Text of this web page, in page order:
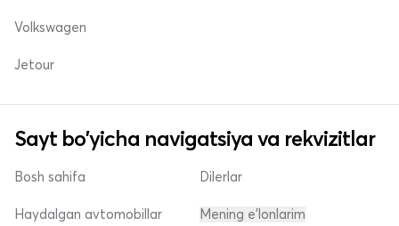
Volkswagen
Jetour
Sayt bo'yicha navigatsiya va rekvizitlar
Bosh sahifa
Haydalgan avtomobillar
Dilerlar
Mening e'lonlarim